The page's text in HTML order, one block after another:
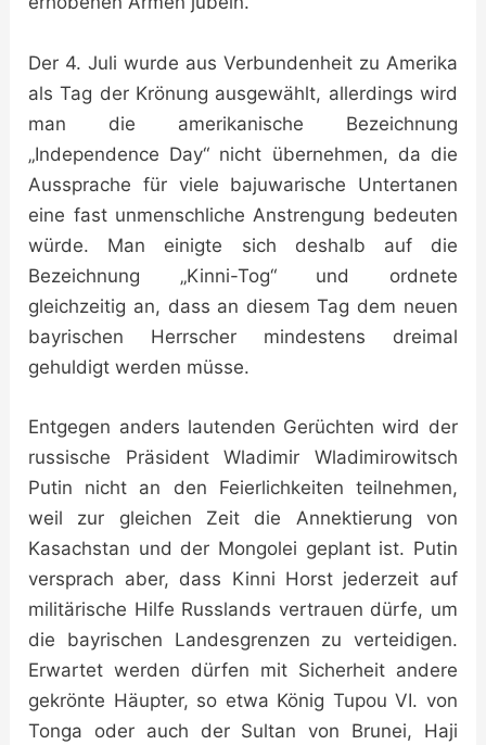
Der 4. Juli wurde aus Verbundenheit zu Amerika
als Tag der Krönung ausgewählt, allerdings wird
man die amerikanische Bezeichnung
„Independence Day“ nicht übernehmen, da die
Aussprache für viele bajuwarische Untertanen
eine fast unmenschliche Anstrengung bedeuten
würde. Man einigte sich deshalb auf die
Bezeichnung „Kinni-Tog“ und ordnete
gleichzeitig an, dass an diesem Tag dem neuen
bayrischen Herrscher mindestens dreimal
gehuldigt werden müsse.
Entgegen anders lautenden Gerüchten wird der
russische Präsident Wladimir Wladimirowitsch
Putin nicht an den Feierlichkeiten teilnehmen,
weil zur gleichen Zeit die Annektierung von
Kasachstan und der Mongolei geplant ist. Putin
versprach aber, dass Kinni Horst jederzeit auf
militärische Hilfe Russlands vertrauen dürfe, um
die bayrischen Landesgrenzen zu verteidigen.
Erwartet werden dürfen mit Sicherheit andere
gekrönte Häupter, so etwa König Tupou VI. von
Tonga oder auch der Sultan von Brunei, Haji